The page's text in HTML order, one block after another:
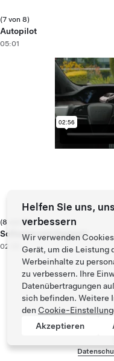
(7 von 8)
Autopilot
05:01
(8 von 8)
Software und Support
02:56
Helfen Sie uns,
verbessern
Wir verwenden
Gerät, um die Leistung
Werbeinhalte zu
zu verbessern. Ihre
Datenübertragungen
sich befinden. Weitere
den Cookie-
Akzeptieren